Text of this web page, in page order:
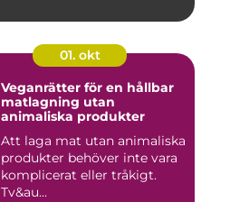
01. okt
Veganrätter för en hållbar
matlagning utan
animaliska produkter
Att laga mat utan animaliska
produkter behöver inte vara
komplicerat eller tråkigt.
Tv&au...